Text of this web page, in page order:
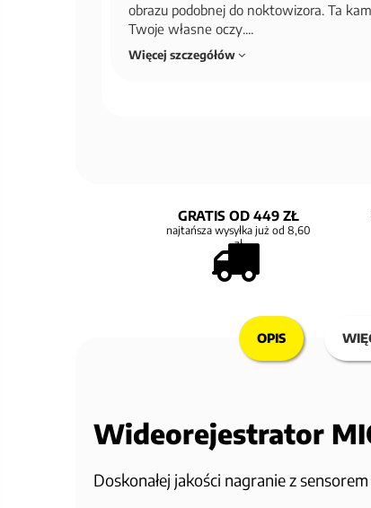
obrazu podobnej do noktowizora. Ta
Twoje własne oczy....
Więcej szczegółów
GRATIS OD 449 ZŁ
najtańsza wysyłka już od 8,60
zł
OPIS
Wideorejestrator
Doskonałej jakości nagranie z